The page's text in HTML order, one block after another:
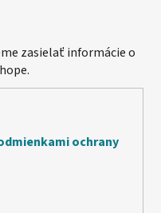
zasielať informácie o
ochrany